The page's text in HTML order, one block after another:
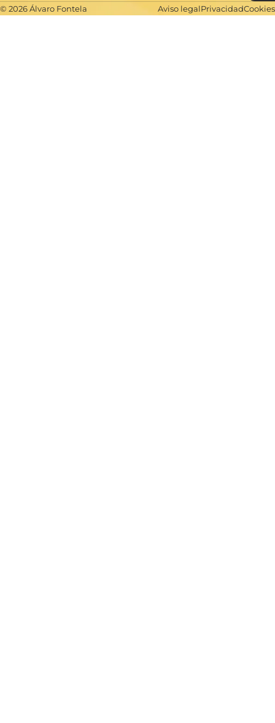
© 2026 Álvaro Fontela Aviso legalPrivacidadCookies